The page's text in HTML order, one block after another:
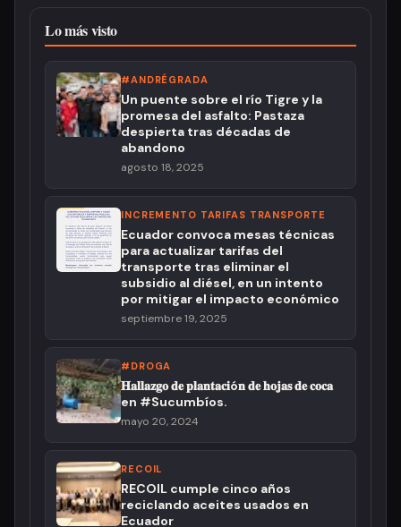
Lo más visto
#ANDRÉGRADA
Un puente sobre el río Tigre y la
promesa del asfalto: Pastaza
despierta tras décadas de
abandono
agosto 18, 2025
INCREMENTO TARIFAS TRANSPORTE
Ecuador convoca mesas técnicas
para actualizar tarifas del
transporte tras eliminar el
subsidio al diésel, en un intento
por mitigar el impacto económico
septiembre 19, 2025
#DROGA
𝐇𝐚𝐥𝐥𝐚𝐳𝐠𝐨 𝐝𝐞 𝐩𝐥𝐚𝐧𝐭𝐚𝐜𝐢ó𝐧 𝐝𝐞 𝐡𝐨𝐣𝐚𝐬 𝐝𝐞 𝐜𝐨𝐜𝐚
en #Sucumbíos.
mayo 20, 2024
RECOIL
RECOIL cumple cinco años
reciclando aceites usados en
Ecuador